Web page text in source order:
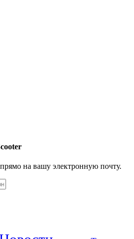
на вашу электронную почту.